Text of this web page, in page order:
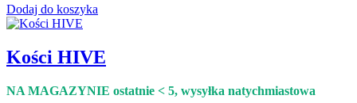
Dodaj do koszyka
Kości HIVE
NA MAGAZYNIE ostatnie < 5, wysyłka natychmiastowa